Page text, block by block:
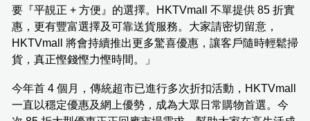
要『平靚正 + 方便』的選擇。HKTVmall 不單提供 85 折實
惠，更有豐富選擇及可靠送貨服務。大家請密切留意，
HKTVmall 將會持續推出更多驚喜優惠，讓客戶隨時輕鬆掃
貨，真正慳錢慳力慳時間。」
今年首 4 個月，傳統超市已進行多次折扣活動，HKTVmall
一直以穩定優惠及網上優勢，成為大眾日常購物首選。今